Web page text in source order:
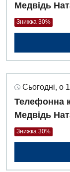
Медвідь
Знижка 30%
Сьогодні, о
Телефонна
Медвідь
Знижка 30%